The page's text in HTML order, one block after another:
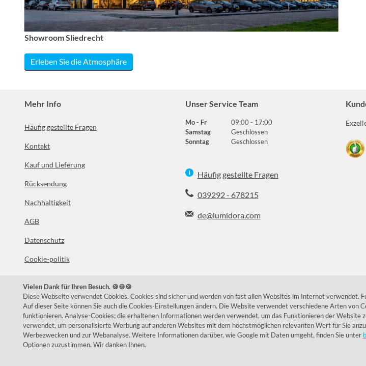
Showroom Sliedrecht
Erleben Sie die Atmosphäre
Mehr Info
Häufig gestellte Fragen
Kontakt
Kauf und Lieferung
Rücksendung
Nachhaltigkeit
AGB
Datenschutz
Cookie-politik
Über uns
Unser Service Team
Mo - Fr
09:00 - 17:00
Samstag
Geschlossen
Sonntag
Geschlossen
Häufig gestellte Fragen
039292 - 678215
de@lumidora.com
Vielen Dank für Ihren Besuch. 🍪🍪🍪
Diese Webseite verwendet Cookies. Cookies sind sicher und werden von fast allen Websites im Internet verwendet.
Auf dieser Seite können Sie auch die Cookies-Einstellungen ändern. Die Website verwendet verschiedene Arten von
funktionieren. Analyse-Cookies; die erhaltenen Informationen werden verwendet, um das Funktionieren der
verwendet, um personalisierte Werbung auf anderen Websites mit dem höchstmöglichen relevanten Wert für Sie
Werbezwecken und zur Webanalyse. Weitere Informationen darüber, wie Google mit Daten umgeht, finden Sie unter
Optionen zuzustimmen. Wir danken Ihnen.